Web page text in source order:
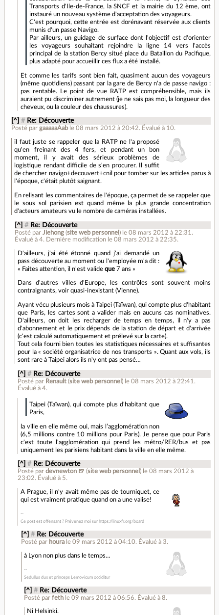
Transports d'Ile-de-France, la SNCF et la mairie du 12 ème, ont
instauré un nouveau système d'acceptation des voyageurs.
C'est pourquoi, cette entrée est dorénavant réservée aux clients
munis d'un passe Navigo.
Par ailleurs, un guidage de surface dont l'objectif est d'orienter
les voyageurs souhaitant rejoindre la ligne 14 vers l'accès
principal de la station Bercy situé place du Bataillon du Pacifique,
plus adapté pour accueillir ces flux a été installé.
Et comme les tarifs sont bien fait, quasiment aucun des voyageurs
(même quotidiens) passant par la gare de Bercy n'a de passe navigo :
pas rentable. Le point de vue RATP est compréhensible, mais ils
auraient pu discriminer autrement (je ne sais pas moi, la longueur des
cheveux, ou la couleur des chaussures).
[^] # Re: Découverte
Posté pargaaaaaAab le 08 mars 2012 à 20:42. Évalué à 10.
il faut juste se rappeler que la RATP ne l'a proposé
qu'en freinant des 4 fers, et pendant un bon
moment, il y avait des sérieux problèmes de
logistique rendant difficile de s'en procurer. Il suffit
de chercher navigo+decouvert+cnil pour tomber sur les articles parus à
l'époque, c'était plutôt saignant.
En relisant les commentaires de l'époque, ça permet de se rappeler que
le sous sol parisien est quand même la plus grande concentration
d'acteurs amateurs vu le nombre de caméras installées.
[^] # Re: Découverte
Posté par Jiehong(site web personnel ) le 08 mars 2012 à 22:31 .
Évalué à 4. Dernière modification le 08 mars 2012 à 22:35.
D'ailleurs, j'ai été étonné quand j'ai demandé un
pass découverte au moment ou l'employée m'a dit :
« Faites attention, il n'est valide que7 ans »
Dans d'autres villes d'Europe, les contrôles sont souvent moins
contraignants, voir quasi-inexistant (Vienne).
Ayant vécu plusieurs mois à Taipei (Taïwan), qui compte plus d'habitant
que Paris, les cartes sont a valider mais en aucuns cas nominatives.
D'ailleurs, on doit les recharger de temps en temps, il n'y a pas
d'abonnement et le prix dépends de la station de départ et d'arrivée
(c'est calculé automatiquement et prélevé sur la carte).
Tout cela fourni bien toutes les statistiques nécessaires et suffisantes
pour la « société organisatrice de nos transports ». Quant aux vols, ils
sont rare à Taipei alors ils n'y ont pas pensé…
[^] # Re: Découverte
Posté par Renault (site web personnel ) le 08 mars 2012 à 22:41 .
Évalué à4.
Taipei (Taïwan), qui compte plus d'habitant que
Paris,
la ville en elle même oui, mais l’agglomération non
(6,5 millions contre 10 millions pour Paris). Je pense que pour Paris
c'est toute l'agglomération qui prend les métro/RER/bus et pas
uniquement les parisiens habitant dans la ville en elle même.
[^] # Re: Découverte
Posté pardevnewton 🍺 (site web personnel ) le 08 mars 2012 à
23:02. Évalué à 5.
A Prague, il n'y avait même pas de tourniquet, ce
qui est vraiment pratique quand on a une valise!
Ce post est offensant ? Prévenez moi sur https://linuxfr.org/board
[^] # Re: Découverte
Posté par houra le 09 mars 2012 à 04:10. Évalué à 3.
à Lyon non plus dans le temps…
Sedullus dux et princeps Lemovicum occiditur
[^] # Re: Découverte
Posté par feth le 09 mars 2012 à 06:56. Évalué à 8.
Ni Helsinki.